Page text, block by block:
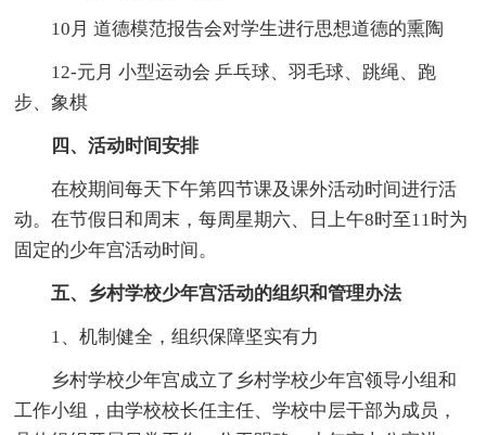
10月 道德模范报告会对学生进行思想道德的熏陶
12-元月 小型运动会 乒乓球、羽毛球、跳绳、跑
步、象棋
四、活动时间安排
在校期间每天下午第四节课及课外活动时间进行活
动。在节假日和周末，每周星期六、日上午8时至11时为
固定的少年宫活动时间。
五、乡村学校少年宫活动的组织和管理办法
1、机制健全，组织保障坚实有力
乡村学校少年宫成立了乡村学校少年宫领导小组和
工作小组，由学校校长任主任、学校中层干部为成员，